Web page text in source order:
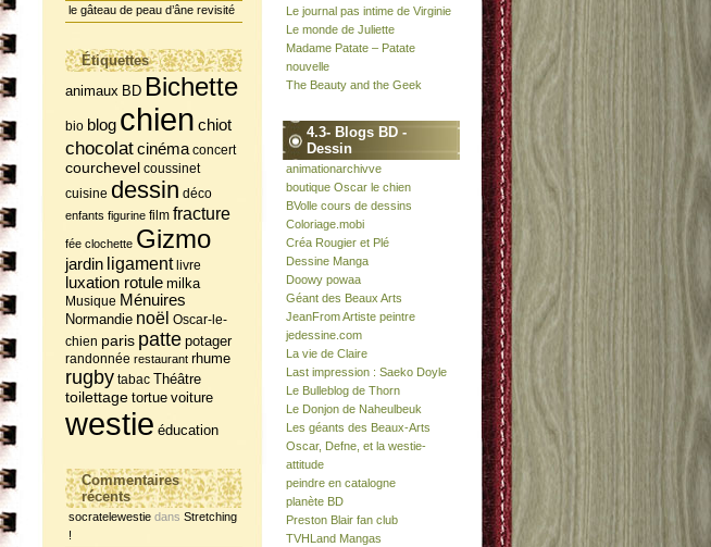
le gâteau de peau d’âne revisité
Étiquettes
animaux BD Bichette
bio blog chien chiot
chocolatcinéma concert
courchevel coussinet
cuisine dessin déco
enfants figurine film fracture
fée clochette Gizmo
jardin ligament livre
luxation rotule milka
Musique Ménuires
Normandie noël Oscar-le-
chien paris patte potager
randonnée restaurant rhume
rugby tabac Théâtre
toilettage tortue voiture
westie éducation
Commentaires
récents
socratelewestie dans Stretching
!
Le journal pas intime de Virginie
Le monde de Juliette
Madame Patate – Patate
nouvelle
The Beauty and the Geek
4.3- Blogs BD -
Dessin
animationarchivve
boutique Oscar le chien
BVolle cours de dessins
Coloriage.mobi
Créa Rougier et Plé
Dessine Manga
Doowy powaa
Géant des Beaux Arts
JeanFrom Artiste peintre
jedessine.com
La vie de Claire
Last impression : Saeko Doyle
Le Bulleblog de Thorn
Le Donjon de Naheulbeuk
Les géants des Beaux-Arts
Oscar, Defne, et la westie-
attitude
peindre en catalogne
planète BD
Preston Blair fan club
TVHLand Mangas